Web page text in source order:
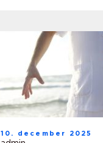
10. december 2025